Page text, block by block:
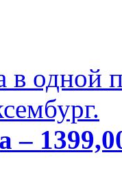
в одной
–